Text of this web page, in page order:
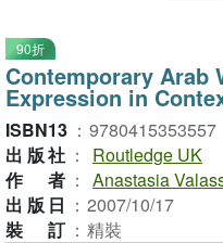
90折
Contemporary Arab
Expression in
ISBN13 ： 9780415353557
出版社 ：
Routledge UK
作者 ： Anastasia
出版日 ： 2007/10/17
裝訂 ： 精裝